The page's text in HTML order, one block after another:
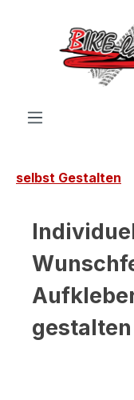
Zum Hauptinhalt
selbst Gestalten